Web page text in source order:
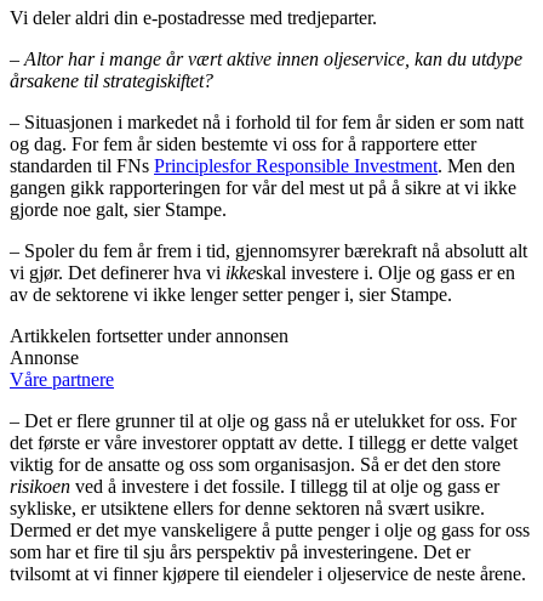
Vi deler aldri din e-postadresse med tredjeparter.
– Altor har i mange år vært aktive innen oljeservice, kan du utdype
årsakene til strategiskiftet?
– Situasjonen i markedet nå i forhold til for fem år siden er som natt
og dag. For fem år siden bestemte vi oss for å rapportere etter
standarden til FNs Principlesfor Responsible Investment. Men den
gangen gikk rapporteringen for vår del mest ut på å sikre at vi ikke
gjorde noe galt, sier Stampe.
– Spoler du fem år frem i tid, gjennomsyrer bærekraft nå absolutt alt
vi gjør. Det definerer hva vi ikkeskal investere i. Olje og gass er en
av de sektorene vi ikke lenger setter penger i, sier Stampe.
Artikkelen fortsetter under annonsen
Annonse
Våre partnere
– Det er flere grunner til at olje og gass nå er utelukket for oss. For
det første er våre investorer opptatt av dette. I tillegg er dette valget
viktig for de ansatte og oss som organisasjon. Så er det den store
risikoen ved å investere i det fossile. I tillegg til at olje og gass er
sykliske, er utsiktene ellers for denne sektoren nå svært usikre.
Dermed er det mye vanskeligere å putte penger i olje og gass for oss
som har et fire til sju års perspektiv på investeringene. Det er
tvilsomt at vi finner kjøpere til eiendeler i oljeservice de neste årene.